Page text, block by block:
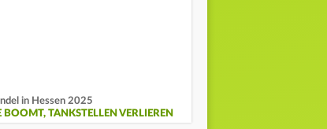
in Hessen 2025
TANKSTELLEN VERLIEREN